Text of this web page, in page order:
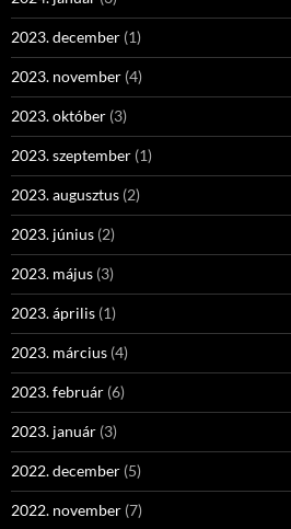
2023. december (1)
2023. november (4)
2023. október (3)
2023. szeptember (1)
2023. augusztus (2)
2023. június (2)
2023. május (3)
2023. április (1)
2023. március (4)
2023. február (6)
2023. január (3)
2022. december (5)
2022. november (7)